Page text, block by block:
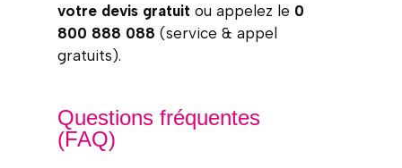
votre devis gratuit ou appelez le 0
800 888 088 (service & appel
gratuits).
Questions fréquentes
(FAQ)